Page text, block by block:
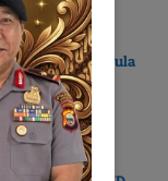
Gaji 13 ASN Sula
Ada Apa?